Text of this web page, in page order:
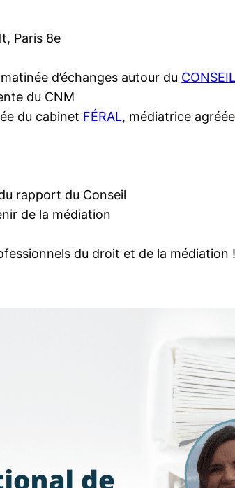
Paris 8e
d’échanges autour du
du CNM
du cabinet FÉRAL, médiatrice agréée
rapport du Conseil
de la médiation
du droit et de la médiation !